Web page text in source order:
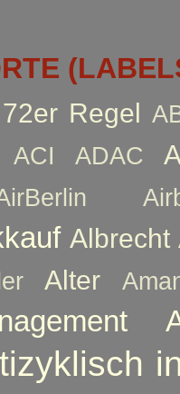
72er Regel
ACI ADAC
Albrecht
Alter